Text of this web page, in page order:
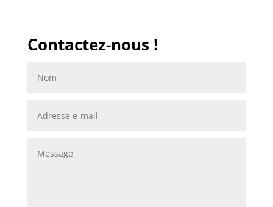
Contactez-nous !